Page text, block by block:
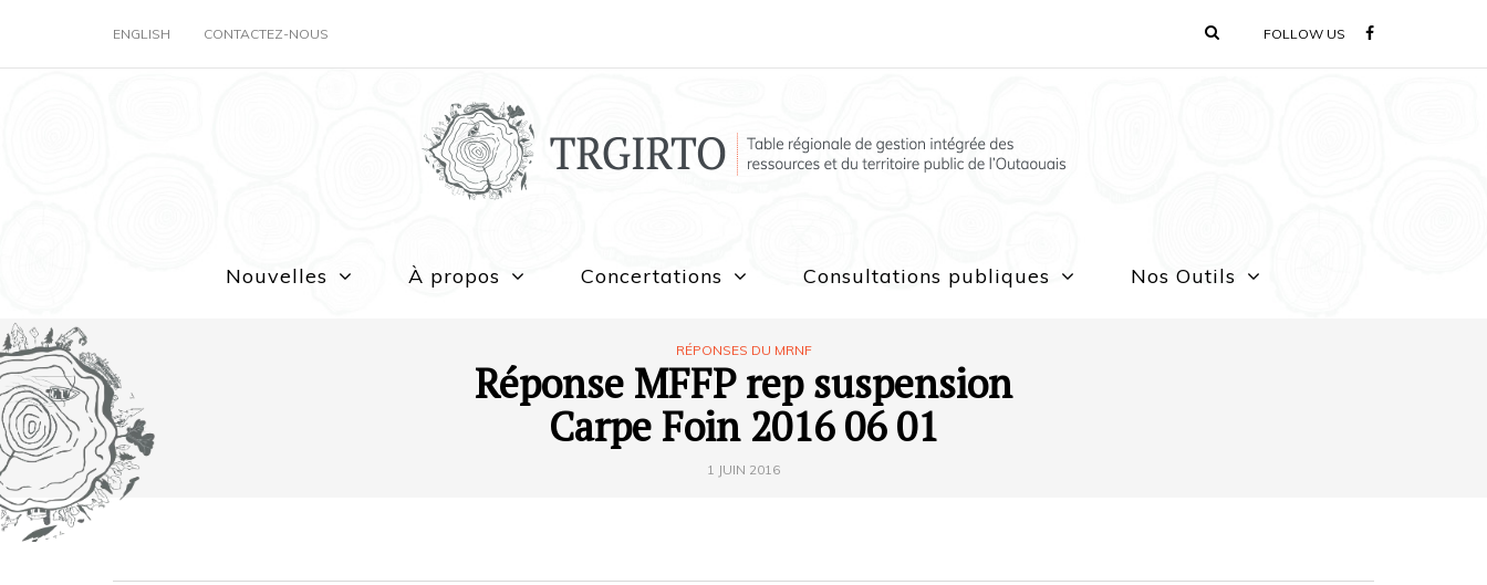
ENGLISH CONTACTEZ-NOUS FOLLOW US
Nouvelles À propos Concertations Consultations publiques Nos Outils
RÉPONSES DU MRNF
Réponse MFFP rep suspension
Carpe Foin 2016 06 01
1 JUIN 2016